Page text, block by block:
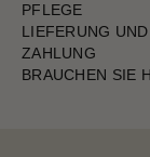
PFLEGE
LIEFERUNG
ZAHLUNG
BRAUCHEN SIE